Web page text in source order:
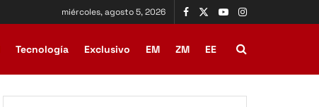
miércoles, agosto 5, 2026
Tecnología Exclusivo EM ZM EE